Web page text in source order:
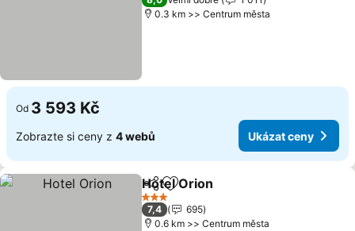
0.3 km >> Centrum města
Od 3 593 Kč
Zobrazte si ceny z 4 webů Ukázat ceny
SdíletPřidat na seznam oblíbených
Hotel Orion
3 Počet hvězdiček
7,4
695
0.6 km >> Centrum města